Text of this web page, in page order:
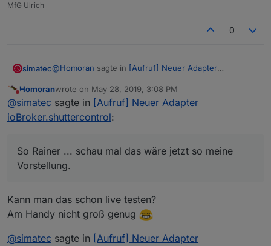
MfG Ulrich
0
simatec@Homoran sagte in [Aufruf] Neuer Adapter
sunrise/golden hour
Die Untermenüs für alle Einstellungen zu den
Rolladenzeiten der einzelnen Bereiche und der
Do not disturb
Homoranwrote on May 28, 2019, 3:08 PM
last edited by
@simatec sagte in [Aufruf] Neuer Adapter
ioBroker.shuttercontrol:
So Rainer ... schau mal das wäre jetzt so meine
Vorstellung.
Kann man das schon live testen?
Am Handy nicht groß genug
@simatec sagte in [Aufruf] Neuer Adapter